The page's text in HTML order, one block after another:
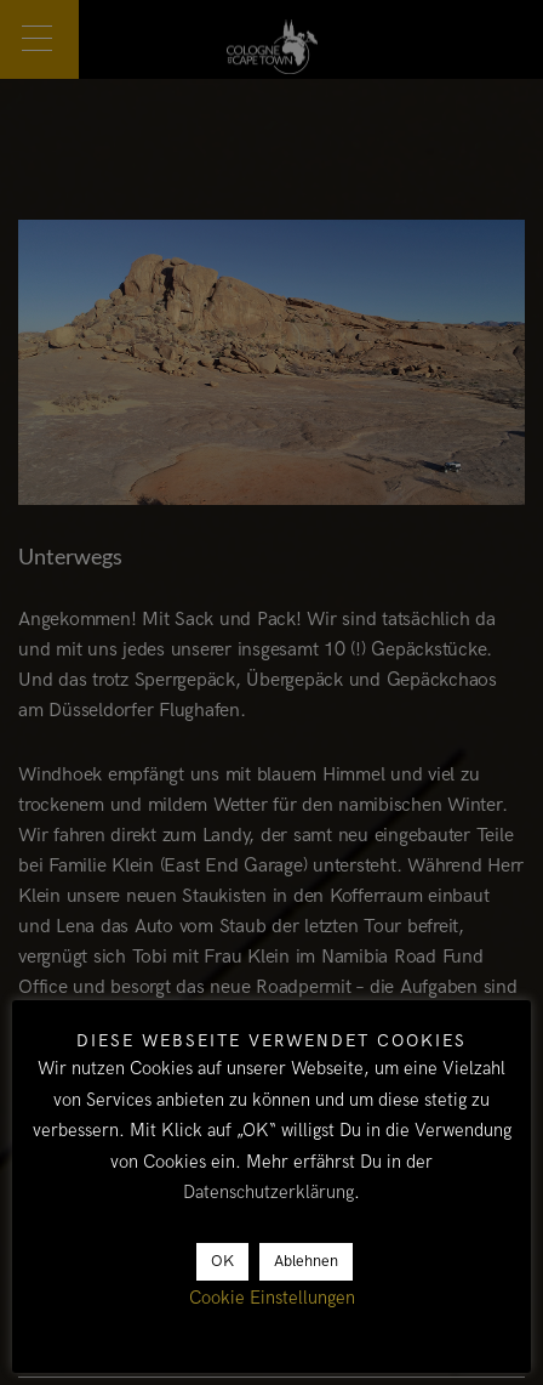
Unterwegs
Angekommen! Mit Sack und Pack! Wir sind tatsächlich da
und mit uns jedes unserer insgesamt 10 (!) Gepäckstücke.
Und das trotz Sperrgepäck, Übergepäck und Gepäckchaos
am Düsseldorfer Flughafen.
Windhoek empfängt uns mit blauem Himmel und viel zu
trockenem und mildem Wetter für den namibischen Winter.
Wir fahren direkt zum Landy, der samt neu eingebauter Teile
bei Familie Klein (East End Garage) untersteht. Während Herr
Klein unsere neuen Staukisten in den Kofferraum einbaut
und Lena das Auto vom Staub der letzten Tour befreit,
vergnügt sich Tobi mit Frau Klein im Namibia Road Fund
Office und besorgt das neue Roadpermit – die Aufgaben sind
In den nächsten Tagen zieht es uns Richtung Norden! So
rollen wir über die Erongoberge in Richtung Kaokoveld. Wir
sind unterwegs...
DIESE WEBSEITE VERWENDET COOKIES
Wir nutzen Cookies auf unserer Webseite, um eine Vielzahl
von Services anbieten zu können und um diese stetig zu
verbessern. Mit Klick auf „OK“ willigst Du in die Verwendung
von Cookies ein. Mehr erfährst Du in der
Datenschutzerklärung.
OK Ablehnen
Cookie Einstellungen